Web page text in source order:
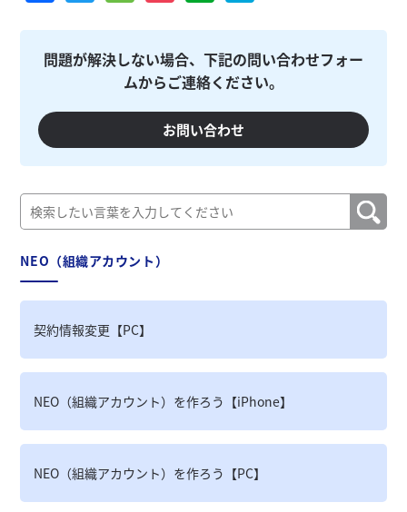
問題が解決しない場合、下記の問い合わせフォー
ムからご連絡ください。
お問い合わせ
NEO（組織アカウント）
契約情報変更【PC】
NEO（組織アカウント）を作ろう【iPhone】
NEO（組織アカウント）を作ろう【PC】